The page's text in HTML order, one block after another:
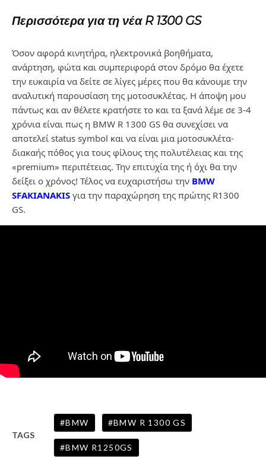
Περισσότερα για τη νέα R 1300 GS
Όσον αφορά κινητήρα, ηλεκτρονικά βοηθήματα,
ανάρτηση, φώτα και συμπεριφορά στον δρόμο θα έχετε
την ευκαιρία να δείτε σε λίγες μέρες που θα κάνουμε την
αναλυτική παρουσίαση της μοτοσυκλέτας. Η άποψη μου
πάντως και αν θέλετε κρατήστε το και τα ξανά λέμε σε 3-4
χρόνια είναι πως η BMW R 1300 GS θα συνεχίσει να
αποτελεί status symbol και να είναι μια μοτοσυκλέτα-
διακαής πόθος για τους φίλους της πολυτέλειας και της
«premium» περιπέτειας. Την επιτυχία της ή όχι θα την
δείξει ο χρόνος! Τέλος να ευχαριστήσω την BMW
SFAKIANAKIS για την παραχώρηση της πρώτης R1300
GS.
TAGS
BMW BMW R 1300 GS
BMW R1250GS